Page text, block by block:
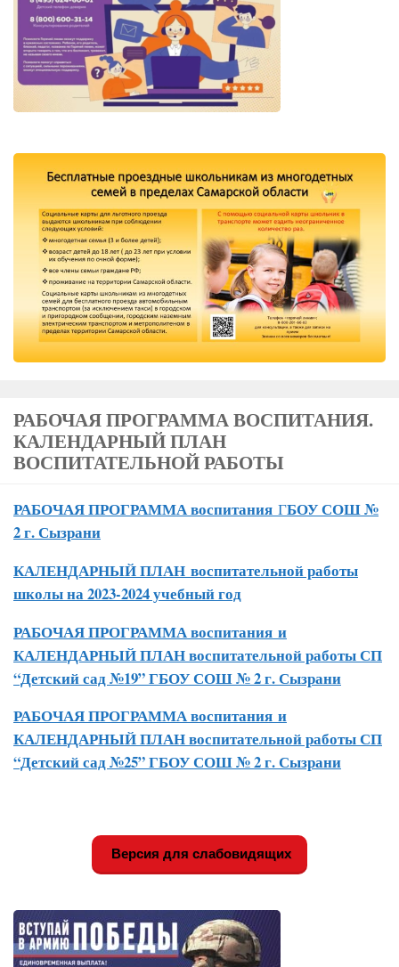
РАБОЧАЯ ПРОГРАММА ВОСПИТАНИЯ.
КАЛЕНДАРНЫЙ ПЛАН
ВОСПИТАТЕЛЬНОЙ РАБОТЫ
РАБОЧАЯ ПРОГРАММА воспитания ГБОУ СОШ №
2 г. Сызрани
КАЛЕНДАРНЫЙ ПЛАН воспитательной работы
школы на 2023-2024 учебный год
РАБОЧАЯ ПРОГРАММА воспитания и
КАЛЕНДАРНЫЙ ПЛАН воспитательной работы СП
“Детский сад №19” ГБОУ СОШ № 2 г. Сызрани
РАБОЧАЯ ПРОГРАММА воспитания и
КАЛЕНДАРНЫЙ ПЛАН воспитательной работы СП
“Детский сад №25” ГБОУ СОШ № 2 г. Сызрани
Версия для слабовидящих